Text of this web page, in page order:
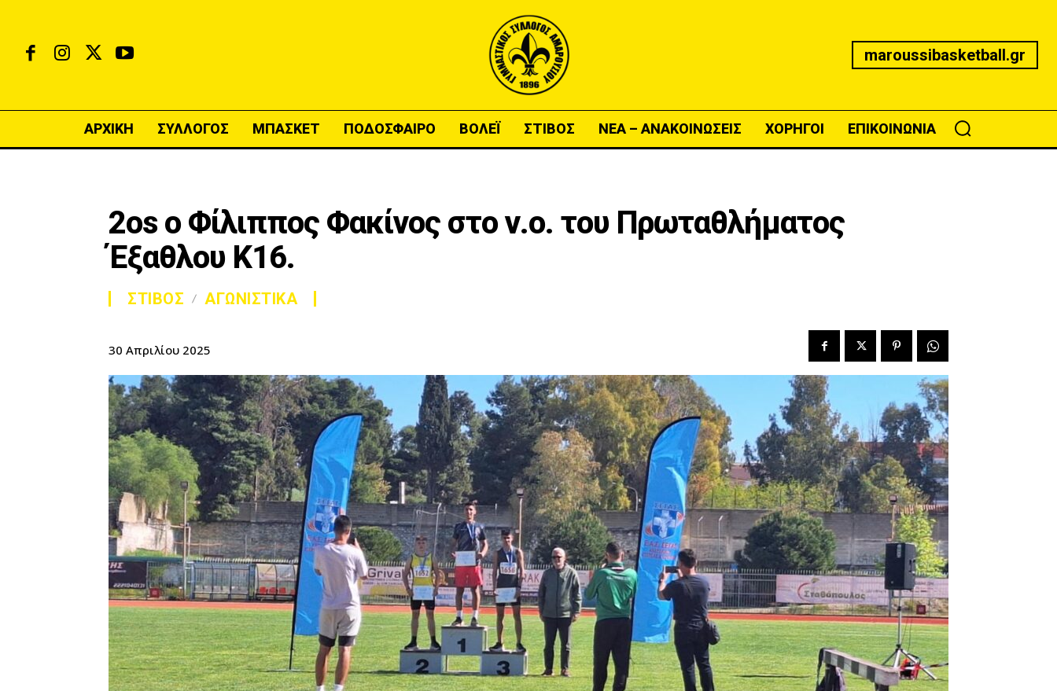
maroussibasketball.gr
ΑΡΧΙΚΗ ΣΥΛΛΟΓΟΣ ΜΠΑΣΚΕΤ ΠΟΔΟΣΦΑΙΡΟ ΒΟΛΕΪ ΣΤΙΒΟΣ ΝΕΑ – ΑΝΑΚΟΙΝΩΣΕΙΣ ΧΟΡΗΓΟΙ ΕΠΙΚΟΙΝΩΝΙΑ
2os o Φίλιππος Φακίνος στο ν.ο. του Πρωταθλήματος
Έξαθλου Κ16.
ΣΤΙΒΟΣ ΑΓΩΝΙΣΤΙΚΑ
30 Απριλίου 2025